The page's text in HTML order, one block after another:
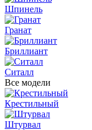
Шпинель
Гранат
Бриллиант
Ситалл
Все модели
Крестильный
Штурвал